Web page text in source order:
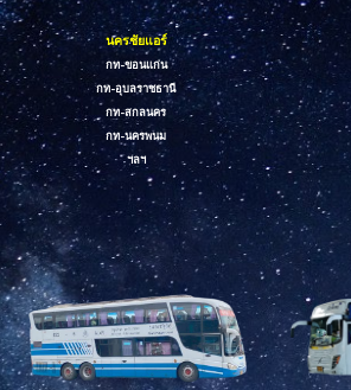
นครชัยแอร์
กท-ขอนแก่น
กท-อุบลราชธานี
กท-สกลนคร
กท-นครพนม
ฯลฯ